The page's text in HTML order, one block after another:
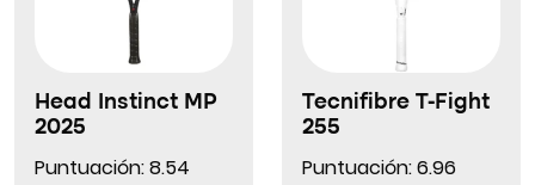
Head Instinct MP
2025
Puntuación: 8.54
Tecnifibre T-Fight
255
Puntuación: 6.96